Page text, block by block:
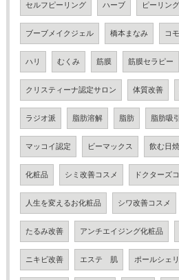
セルフピーリング ハーブ ピーリン
ブーブメイクジェル 橋本まなみ コ
ハリ むくみ 筋膜 筋膜セラピー
クリスティーナ認定サロン 体質改善
ラジオ派 脂肪溶解 脂肪 脂肪吸引
マッコイ認定 ビーマックス 飲む日
化粧品 シミ改善コスメ ドクターズ
人生を変えるお化粧品 シワ改善コスメ
たるみ改善 アンチエイジング化粧品
ニキビ改善 エステ 肌 ポールシェ